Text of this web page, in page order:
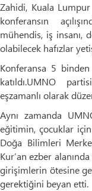
Zahidi, Kuala
konferansın
mühendis, iş insanı,
olabilecek hafızlar
Konferansa 5
katıldı.UMNO
eşzamanlı olarak
Aynı zamanda
eğitimin, çocuklar
Doğa Bilimleri
Kur’an ezber
girişimlerin ötesine
gerektiğini beyan etti.